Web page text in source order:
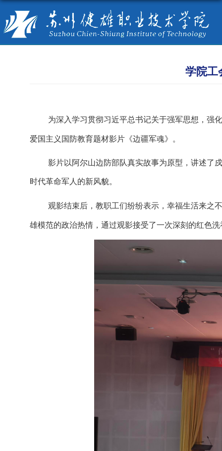
学院工
为深入学习贯彻习近平总书记关于强军思想，强
爱国主义国防教育题材影片《边疆军魂》。
影片以阿尔山边防部队真实故事为原型，讲述了
时代革命军人的新风貌。
观影结束后，教职工们纷纷表示，幸福生活来之
雄模范的政治热情，通过观影接受了一次深刻的红色